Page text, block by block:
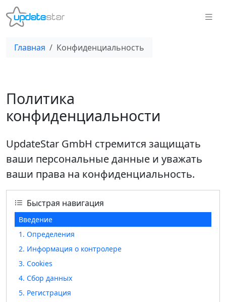
Главная Конфиденциальность
Политика
конфиденциальности
UpdateStar GmbH стремится защищать
ваши персональные данные и уважать
ваши права на конфиденциальность.
Быстрая навигация
Введение
1. Определения
2. Информация о контролере
3. Cookies
4. Сбор данных
5. Регистрация